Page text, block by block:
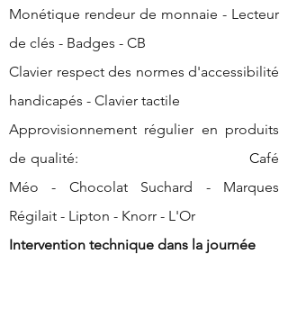
Monétique rendeur de monnaie - Lecteur
de clés - Badges - CB
Clavier respect des normes d'accessibilité
handicapés - Clavier tactile
Approvisionnement régulier en produits
de qualité:
Café
Méo - Chocolat Suchard - Marques
Régilait - Lipton - Knorr - L'Or
Intervention technique dans la journée